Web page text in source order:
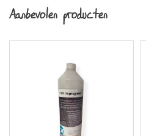
Aanbevolen producten